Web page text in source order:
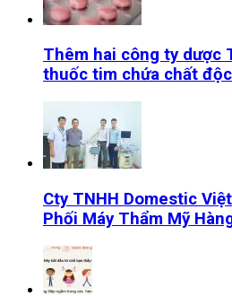
Thêm hai công ty dược
thuốc tim chứa chất độc
Cty TNHH Domestic
Phối Máy Thẩm Mỹ